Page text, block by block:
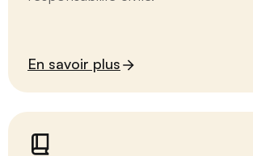
En savoir plus